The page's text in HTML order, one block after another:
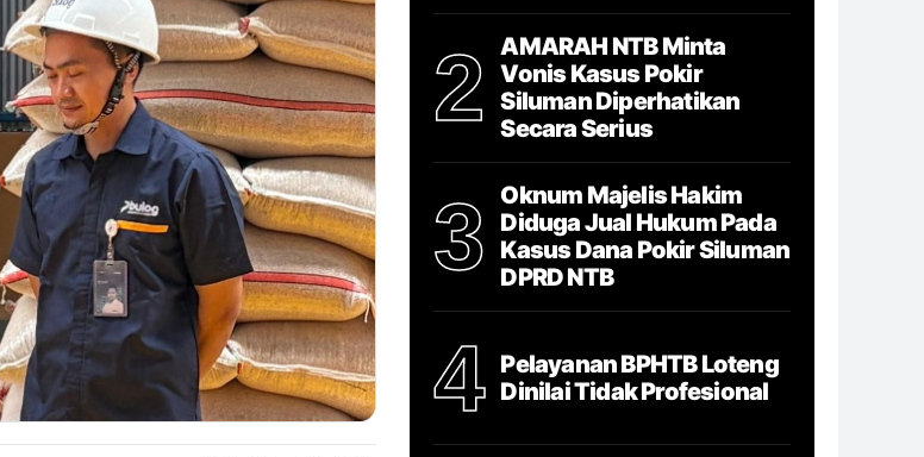
2
AMARAH NTB Minta
Vonis Kasus Pokir
Siluman Diperhatikan
Secara Serius
3
Oknum Majelis Hakim
Diduga Jual Hukum Pada
Kasus Dana Pokir Siluman
DPRD NTB
4
Pelayanan BPHTB Loteng
Dinilai Tidak Profesional